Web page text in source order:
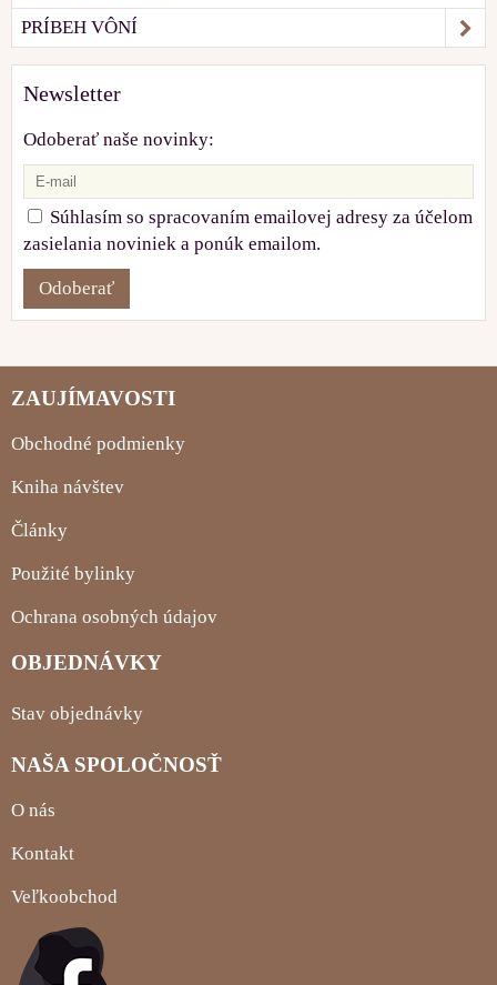
PRÍBEH VÔNÍ
Newsletter
Odoberať naše novinky:
Súhlasím so spracovaním emailovej adresy za účelom
zasielania noviniek a ponúk emailom.
Odoberať
ZAUJÍMAVOSTI
Obchodné podmienky
Kniha návštev
Články
Použité bylinky
Ochrana osobných údajov
OBJEDNÁVKY
Stav objednávky
NAŠA SPOLOČNOSŤ
O nás
Kontakt
Veľkoobchod